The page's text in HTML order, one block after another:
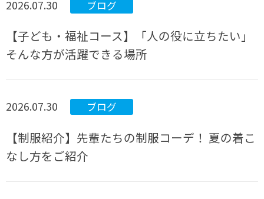
2026.07.30 ブログ
【子ども・福祉コース】「人の役に立ちたい」
そんな方が活躍できる場所
2026.07.30 ブログ
【制服紹介】先輩たちの制服コーデ！ 夏の着こ
なし方をご紹介